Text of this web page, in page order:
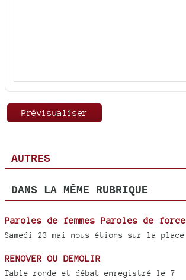
AUTRES
DANS LA MÊME RUBRIQUE
Paroles de femmes Paroles de force
Samedi 23 mai nous étions sur la place
RENOVER OU DEMOLIR
Table ronde et débat enregistré le 7